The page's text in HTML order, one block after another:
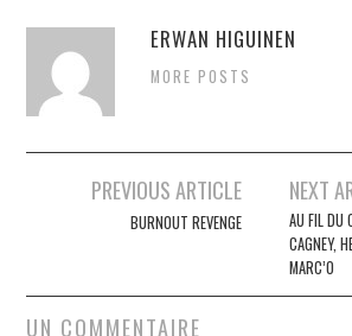
ERWAN HIGUINEN
MORE POSTS
Navigation
PREVIOUS ARTICLE
BURNOUT REVENGE
NEXT
AU FIL DU
CAGNEY,
MARC’O
UN COMMENTAIRE